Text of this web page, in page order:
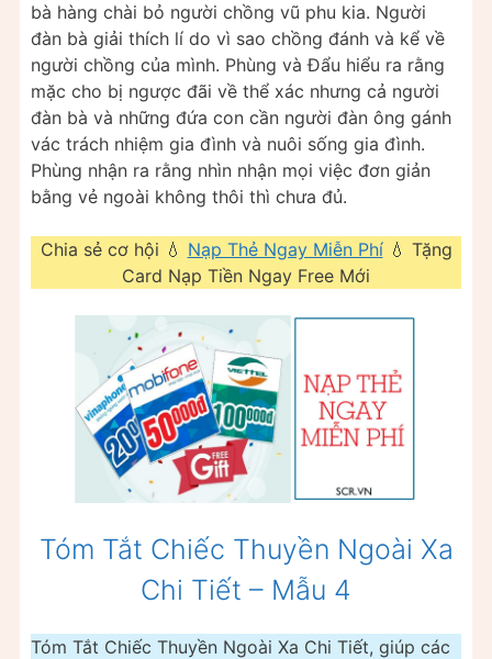
bà hàng chài bỏ người chồng vũ phu kia. Người
đàn bà giải thích lí do vì sao chồng đánh và kể về
người chồng của mình. Phùng và Đẩu hiểu ra rằng
mặc cho bị ngược đãi về thể xác nhưng cả người
đàn bà và những đứa con cần người đàn ông gánh
vác trách nhiệm gia đình và nuôi sống gia đình.
Phùng nhận ra rằng nhìn nhận mọi việc đơn giản
bằng vẻ ngoài không thôi thì chưa đủ.
Chia sẻ cơ hội 💧 Nạp Thẻ Ngay Miễn Phí💧 Tặng
Card Nạp Tiền Ngay Free Mới
Tóm Tắt Chiếc Thuyền Ngoài Xa
Chi Tiết – Mẫu 4
Tóm Tắt Chiếc Thuyền Ngoài Xa Chi Tiết, giúp các